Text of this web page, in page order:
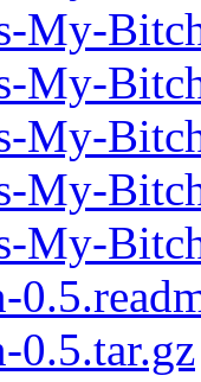
My-
My-
My-
My-
My-
0.5.tar.gz